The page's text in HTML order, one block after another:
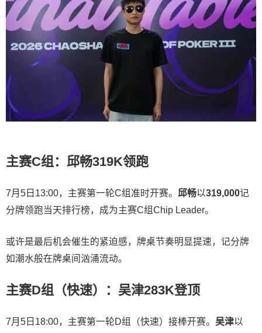
主赛C组：邱畅319K领跑
7月5日13:00，主赛第一轮C组准时开赛。 邱畅以319,000记
分牌领跑当天排行榜，成为主赛C组Chip Leader。
或许是最后机会催生的紧迫感，牌桌节奏明显提速，记分牌
如潮水般在牌桌间汹涌流动。
主赛D组（快速）：吴津283K登顶
7月5日18:00，主赛第一轮D组（快速）接棒开赛。 吴津以